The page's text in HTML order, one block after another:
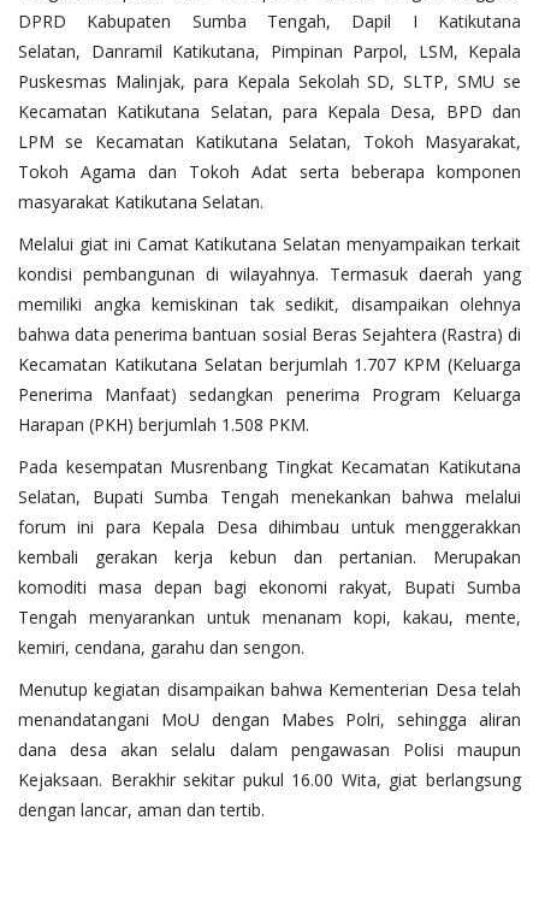
DPRD Kabupaten Sumba Tengah, Dapil I Katikutana
Selatan, Danramil Katikutana, Pimpinan Parpol, LSM, Kepala
Puskesmas Malinjak, para Kepala Sekolah SD, SLTP, SMU se
Kecamatan Katikutana Selatan, para Kepala Desa, BPD dan
LPM se Kecamatan Katikutana Selatan, Tokoh Masyarakat,
Tokoh Agama dan Tokoh Adat serta beberapa komponen
masyarakat Katikutana Selatan.
Melalui giat ini Camat Katikutana Selatan menyampaikan terkait
kondisi pembangunan di wilayahnya. Termasuk daerah yang
memiliki angka kemiskinan tak sedikit, disampaikan olehnya
bahwa data penerima bantuan sosial Beras Sejahtera (Rastra) di
Kecamatan Katikutana Selatan berjumlah 1.707 KPM (Keluarga
Penerima Manfaat) sedangkan penerima Program Keluarga
Harapan (PKH) berjumlah 1.508 PKM.
Pada kesempatan Musrenbang Tingkat Kecamatan Katikutana
Selatan, Bupati Sumba Tengah menekankan bahwa melalui
forum ini para Kepala Desa dihimbau untuk menggerakkan
kembali gerakan kerja kebun dan pertanian. Merupakan
komoditi masa depan bagi ekonomi rakyat, Bupati Sumba
Tengah menyarankan untuk menanam kopi, kakau, mente,
kemiri, cendana, garahu dan sengon.
Menutup kegiatan disampaikan bahwa Kementerian Desa telah
menandatangani MoU dengan Mabes Polri, sehingga aliran
dana desa akan selalu dalam pengawasan Polisi maupun
Kejaksaan. Berakhir sekitar pukul 16.00 Wita, giat berlangsung
dengan lancar, aman dan tertib.